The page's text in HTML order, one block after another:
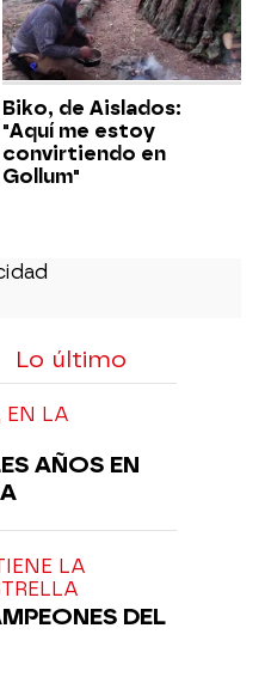
Biko, de Aislados:
"Aquí me estoy
convirtiendo en
Gollum"
Lo último
EN LA
AÑOS EN
LA
DEL